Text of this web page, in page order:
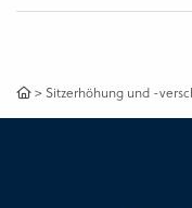
>Sitzerhöhung und -